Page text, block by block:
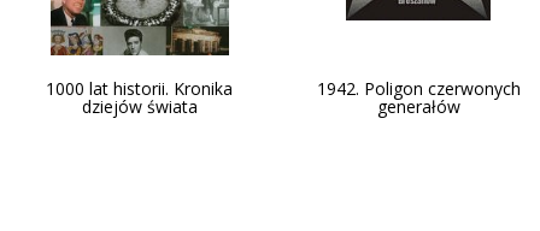
1000 lat historii. Kronika
dziejów świata
1942. Poligon czerwonych
generałów